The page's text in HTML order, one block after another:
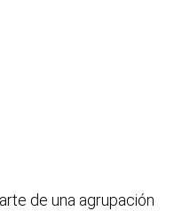
de una agrupación